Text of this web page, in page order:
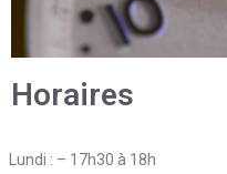
Horaires
Lundi : – 17h30 à 18h